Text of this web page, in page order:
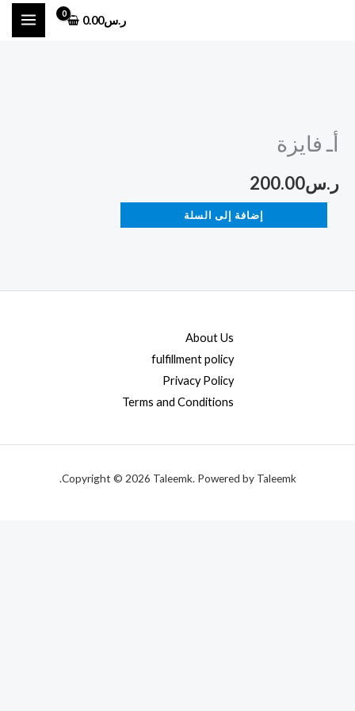
ر.س0.00
أـ فايزة
ر.س200.00
فايزة
إضافة إلى السلة
About Us
fulfillment policy
Privacy Policy
Terms and Conditions
Copyright © 2026 Taleemk. Powered by Taleemk.